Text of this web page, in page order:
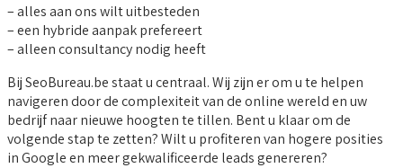
– alles aan ons wilt uitbesteden
– een hybride aanpak prefereert
– alleen consultancy nodig heeft
Bij SeoBureau.be staat u centraal. Wij zijn er om u te helpen
navigeren door de complexiteit van de online wereld en uw
bedrijf naar nieuwe hoogten te tillen. Bent u klaar om de
volgende stap te zetten? Wilt u profiteren van hogere posities
in Google en meer gekwalificeerde leads genereren?